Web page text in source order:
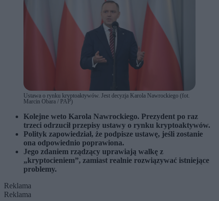
Ustawa o rynku kryptoaktywów. Jest decyzja Karola Nawrockiego (fot.
Marcin Obara / PAP)
Kolejne weto Karola Nawrockiego. Prezydent po raz
trzeci odrzucił przepisy ustawy o rynku kryptoaktywów.
Polityk zapowiedział, że podpisze ustawę, jeśli zostanie
ona odpowiednio poprawiona.
Jego zdaniem rządzący uprawiają walkę z
„kryptocieniem”, zamiast realnie rozwiązywać istniejące
problemy.
Reklama
Reklama